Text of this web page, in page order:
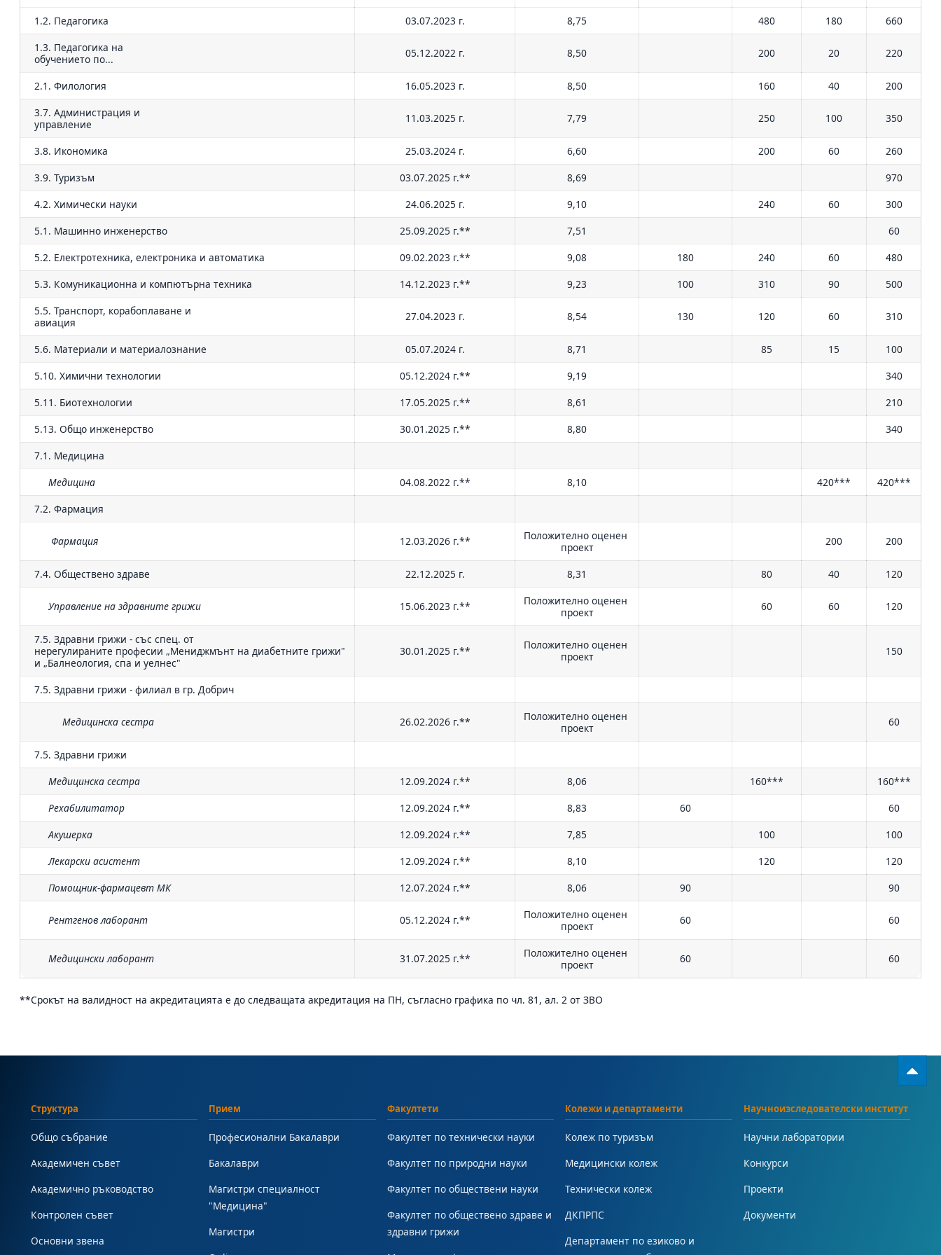
1.2. Педагогика 03.07.2023 г. 8,75 480 180
660
1.3. Педагогика на
обучението по...
05.12.2022 г. 8,50 200 20 220
2.1. Филология 16.05.2023 г. 8,50 160 40
200
3.7. Администрация и
управление
11.03.2025 г. 7,79 250 100 350
3.8. Икономика 25.03.2024 г. 6,60 200 60
260
3.9. Туризъм
03.07.2025 г.** 8,69
970
4.2. Химически науки
24.06.2025 г. 9,10 240 60
300
5.1. Машинно инженерство
25.09.2025 г.** 7,51
60
5.2. Електротехника, електроника и автоматика
09.02.2023 г.** 9,08 180 240 60
480
5.3. Комуникационна и компютърна техника
14.12.2023 г.** 9,23 100 310 90
500
5.5. Транспорт, корабоплаване и
авиация
27.04.2023 г. 8,54 130 120 60 310
5.6. Материали и материалознание 05.07.2024 г. 8,71 85 15
100
5.10. Химични технологии
05.12.2024 г.** 9,19
340
5.11. Биотехнологии
17.05.2025 г.** 8,61
210
5.13. Общо инженерство
30.01.2025 г.** 8,80
340
7.1. Медицина
Медицина
04.08.2022 г.** 8,10 420***
420***
7.2. Фармация
Фармация 12.03.2026 г.**
Положително оценен
проект
200 200
7.4. Обществено здраве 22.12.2025 г. 8,31 80 40 120
Управление на здравните грижи 15.06.2023 г.**
Положително оценен
проект
60 60 120
7.5. Здравни грижи - със спец. от
нерегулираните професии „Мениджмънт на диабетните грижи"
и „Балнеология, спа и уелнес"
30.01.2025 г.**
Положително оценен
проект
150
7.5. Здравни грижи - филиал в гр. Добрич
Медицинска сестра 26.02.2026 г.**
Положително оценен
проект
60
7.5. Здравни грижи
Медицинска сестра
12.09.2024 г.** 8,06 160***
160***
Рехабилитатор
12.09.2024 г.** 8,83 60
60
Акушерка
12.09.2024 г.** 7,85 100
100
Лекарски асистент
12.09.2024 г.** 8,10 120
120
Помощник-фармацевт МК
12.07.2024 г.** 8,06 90 90
Рентгенов лаборант 05.12.2024 г.**
Положително оценен
проект
60 60
Медицински лаборант 31.07.2025 г.**
Положително оценен
проект
60 60
**Срокът на валидност на акредитацията е до следващата акредитация на ПН, съгласно графика по чл. 81, ал. 2 от ЗВО
Структура
Общо събрание
Академичен съвет
Академично ръководство
Контролен съвет
Основни звена
Прием
Професионални Бакалаври
Бакалаври
Магистри специалност
"Медицина"
Магистри
Факултети
Факултет по технически науки
Факултет по природни науки
Факултет по обществени науки
Факултет по обществено здраве и
здравни грижи
Колежи и департаменти
Колеж по туризъм
Медицински колеж
Технически колеж
ДКПРПС
Департамент по езиково и
Научноизследователски институт
Научни лаборатории
Конкурси
Проекти
Документи